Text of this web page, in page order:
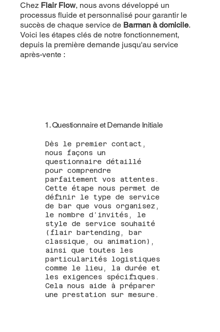
Chez Flair Flow, nous avons développé un
processus fluide et personnalisé pour garantir le
succès de chaque service de Barman à domicile.
Voici les étapes clés de notre fonctionnement,
depuis la première demande jusqu'au service
après-vente :
1. Questionnaire et Demande Initiale
Dès le premier contact,
nous façons un
questionnaire détaillé
pour comprendre
parfaitement vos attentes.
Cette étape nous permet de
définir le type de service
de bar que vous organisez,
le nombre d’invités, le
style de service souhaité
(flair bartending, bar
classique, ou animation),
ainsi que toutes les
particularités logistiques
comme le lieu, la durée et
les exigences spécifiques.
Cela nous aide à préparer
une prestation sur mesure.